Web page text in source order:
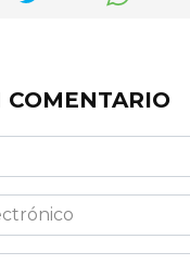
COMENTARIO